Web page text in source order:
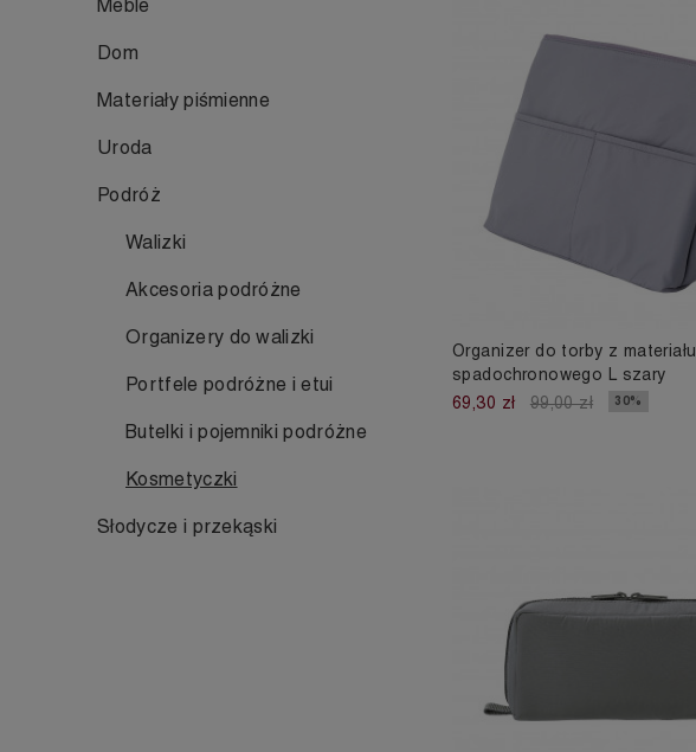
Meble
Dom
Materiały piśmienne
Uroda
Podróż
Walizki
Akcesoria podróżne
Organizery do walizki
Portfele podróżne i etui
Butelki i pojemniki podróżne
Kosmetyczki
Słodycze i przekąski
Organizer do torby z materiału
spadochronowego L szary
69,30 zł
99,00 zł 30%